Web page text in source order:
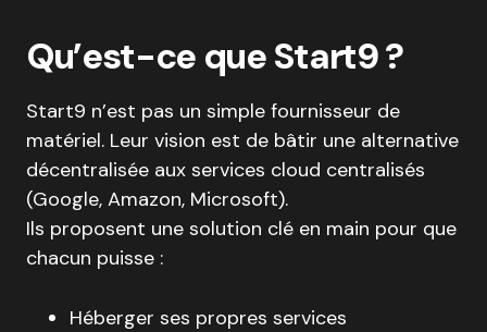
Qu’est-ce que Start9 ?
Start9 n’est pas un simple fournisseur de
matériel. Leur vision est de bâtir une alternative
décentralisée aux services cloud centralisés
(Google, Amazon, Microsoft).
Ils proposent une solution clé en main pour que
chacun puisse :
Héberger ses propres services